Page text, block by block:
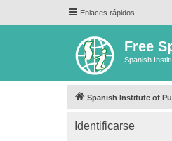
Enlaces rápidos
Free
Spanish
Spanish Institute of
Identificarse